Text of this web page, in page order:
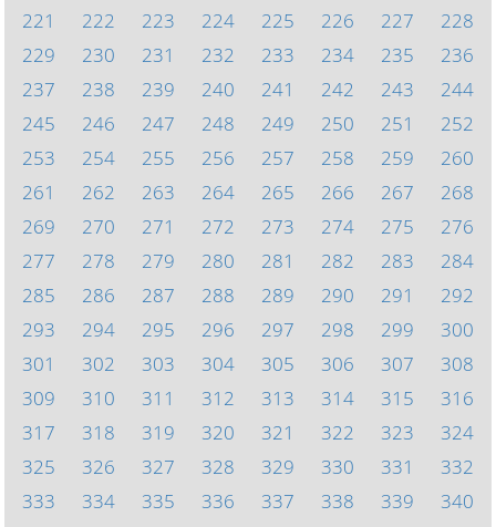
221
222 223 224 225 226 227
228
229
230 231 232 233 234 235
236
237
238 239 240 241 242 243
244
245
246 247 248 249 250 251
252
253
254 255 256 257 258 259
260
261
262 263 264 265 266 267
268
269
270 271 272 273 274 275
276
277
278 279 280 281 282 283
284
285
286 287 288 289 290 291
292
293
294 295 296 297 298 299
300
301
302 303 304 305 306 307
308
309
310 311 312 313 314 315
316
317
318 319 320 321 322 323
324
325
326 327 328 329 330 331
332
333
334 335 336 337 338 339
340